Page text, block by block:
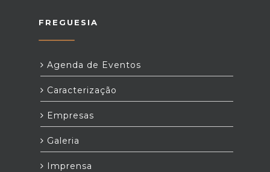
FREGUESIA
Agenda de Eventos
Caracterização
Empresas
Galeria
Imprensa